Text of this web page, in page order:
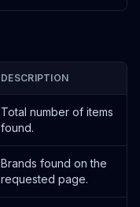
DESCRIPTION
Total number of items
found.
Brands found on the
requested page.